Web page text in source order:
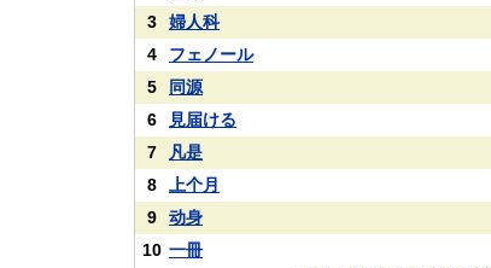
3
婦人科
4
フェノール
5
同源
6
見届ける
7
凡是
8
上个月
9
动身
10 一冊